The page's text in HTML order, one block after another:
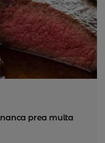
prea multa